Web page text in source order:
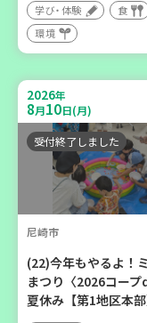
大人の発達障がいを
親子で心を軽くしませ
か？
大人向け
学び・体験
学び・体験
食
環境
2026年
8月10日(月)
受付終了しました
尼崎市
(22)今年もやるよ！
まつり〈2026コープ
夏休み【第1地区本部